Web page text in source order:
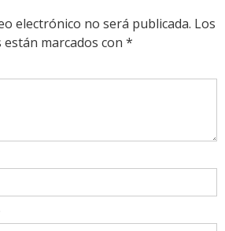
electrónico no será publicada. Los
marcados con *